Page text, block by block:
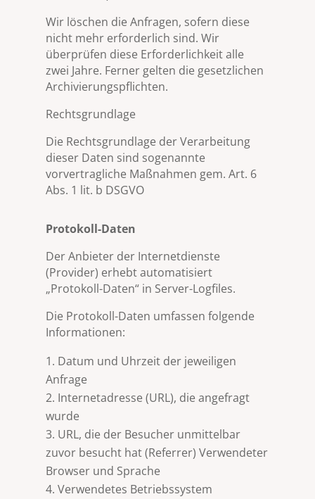
Wir löschen die Anfragen, sofern diese
nicht mehr erforderlich sind. Wir
überprüfen diese Erforderlichkeit alle
zwei Jahre. Ferner gelten die gesetzlichen
Archivierungspflichten.
Rechtsgrundlage
Die Rechtsgrundlage der Verarbeitung
dieser Daten sind sogenannte
vorvertragliche Maßnahmen gem. Art. 6
Abs. 1 lit. b DSGVO
Protokoll-Daten
Der Anbieter der Internetdienste
(Provider) erhebt automatisiert
„Protokoll-Daten“ in Server-Logfiles.
Die Protokoll-Daten umfassen folgende
Informationen:
Datum und Uhrzeit der jeweiligen
Anfrage
Internetadresse (URL), die angefragt
wurde
URL, die der Besucher unmittelbar
zuvor besucht hat (Referrer) Verwendeter
Browser und Sprache
Verwendetes Betriebssystem